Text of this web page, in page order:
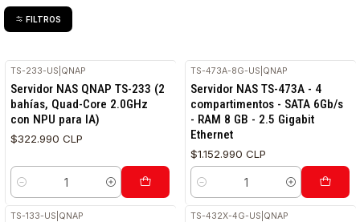
FILTROS
TS-233-US QNAP
Servidor NAS QNAP TS-233 (2
bahías, Quad-Core 2.0GHz
con NPU para IA)
$322.990 CLP
Cantidad
TS-473A-8G-US QNAP
Servidor NAS TS-473A - 4
compartimentos - SATA 6Gb/s
- RAM 8 GB - 2.5 Gigabit
Ethernet
$1.152.990 CLP
Cantidad
TS-133-US QNAP TS-432X-4G-US QNAP